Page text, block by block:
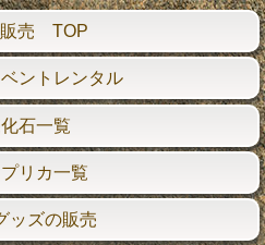
売 TOP
ントレンタル
石一覧
リカ一覧
ッズの販売